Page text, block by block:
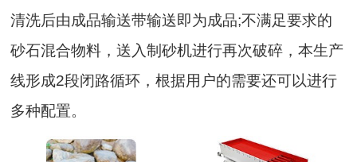
清洗后由成品输送带输送即为成品;不满足要求的
砂石混合物料，送入制砂机进行再次破碎，本生产
线形成2段闭路循环，根据用户的需要还可以进行
多种配置。